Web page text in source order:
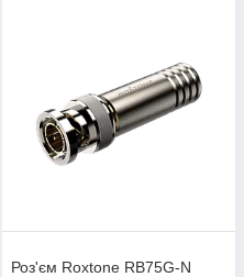
Роз'єм Roxtone RB75G-N